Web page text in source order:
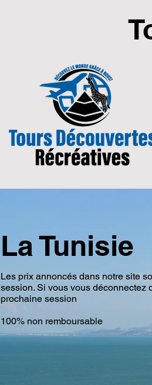
La Tunisie
Les prix annoncés dans notre site
session. Si vous vous déconnectez
prochaine session
100% non remboursable